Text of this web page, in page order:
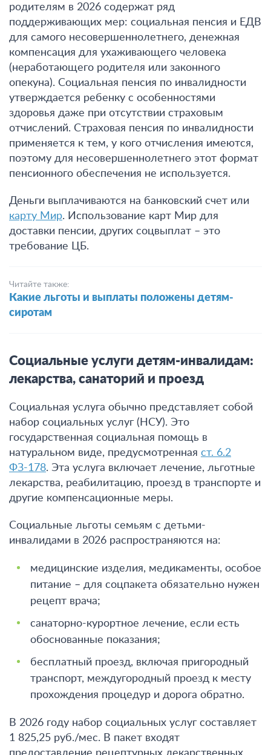
родителям в 2026 содержат ряд
поддерживающих мер: социальная пенсия и ЕДВ
для самого несовершеннолетнего, денежная
компенсация для ухаживающего человека
(неработающего родителя или законного
опекуна). Социальная пенсия по инвалидности
утверждается ребенку с особенностями
здоровья даже при отсутствии страховым
отчислений. Страховая пенсия по инвалидности
применяется к тем, у кого отчисления имеются,
поэтому для несовершеннолетнего этот формат
пенсионного обеспечения не используется.
Деньги выплачиваются на банковский счет или
карту Мир. Использование карт Мир для
доставки пенсии, других соцвыплат – это
требование ЦБ.
Читайте также:
Какие льготы и выплаты положены детям-
сиротам
Социальные услуги детям-инвалидам:
лекарства, санаторий и проезд
Социальная услуга обычно представляет собой
набор социальных услуг (НСУ). Это
государственная социальная помощь в
натуральном виде, предусмотренная ст. 6.2
ФЗ-178. Эта услуга включает лечение, льготные
лекарства, реабилитацию, проезд в транспорте и
другие компенсационные меры.
Социальные льготы семьям с детьми-
инвалидами в 2026 распространяются на:
медицинские изделия, медикаменты, особое
питание – для соцпакета обязательно нужен
рецепт врача;
санаторно-курортное лечение, если есть
обоснованные показания;
бесплатный проезд, включая пригородный
транспорт, междугородный проезд к месту
прохождения процедур и дорога обратно.
В 2026 году набор социальных услуг составляет
1 825,25 руб./мес. В пакет входят